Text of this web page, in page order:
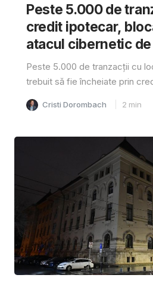
Peste 5.000 de
credit ipotecar,
atacul cibernetic de
Peste 5.000 de tranzacții cu
trebuit să fie încheiate prin
Cristi Dorombach 2 min